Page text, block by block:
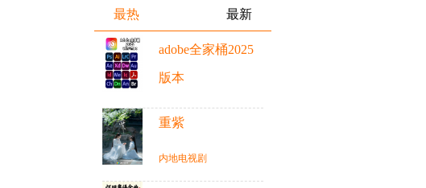
最热 最新
adobe全家桶2025
版本
精选
重紫
内地电视剧